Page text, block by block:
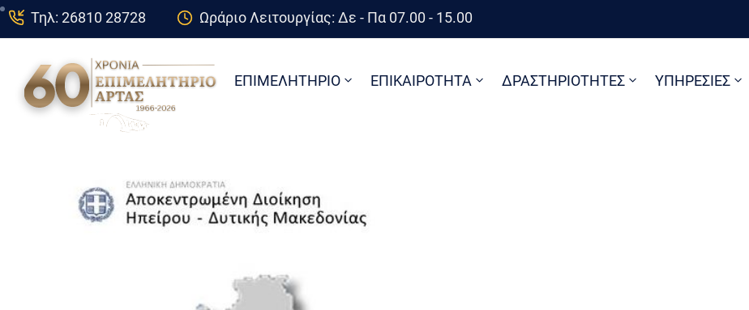
Τηλ: 26810 28728 Ωράριο Λειτουργίας: Δε - Πα 07.00 - 15.00
ΕΠΙΜΕΛΗΤΗΡΙΟ ΕΠΙΚΑΙΡΟΤΗΤΑ ΔΡΑΣΤΗΡΙΟΤΗΤΕΣ ΥΠΗΡΕΣΙΕΣ